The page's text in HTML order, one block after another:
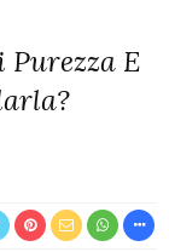
Purezza E